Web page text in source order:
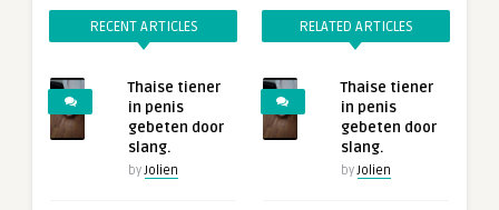
RECENT ARTICLES
Thaise tiener
in penis
gebeten door
slang.
byJolien
RELATED ARTICLES
Thaise tiener
in penis
gebeten door
slang.
byJolien